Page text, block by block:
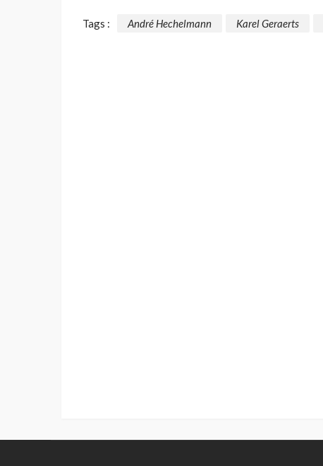
Tags : André Hechelmann Karel Geraerts